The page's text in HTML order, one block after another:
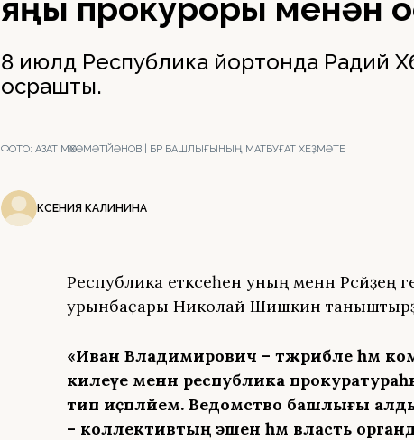
яңы прокуроры менән
8 июлдә Республика йортонда Радий
осрашты.
ФОТО: АЗАТ МӨХӘМӘТЙӘНОВ | БР БАШЛЫҒЫНЫҢ МАТБУҒАТ ХЕҘМӘТЕ
КСЕНИЯ КАЛИНИНА
Республика етәксеһен уның менән
урынбаҫары Николай Шишкин
«Иван Владимирович – тәжрибәле һәм
килеүе менән республика
тип иҫәпләйем. Ведомство башлығы
– коллективтың эшен һәм власть